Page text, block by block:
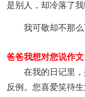
是别人，却冷落了
我可敬却不那么
爸爸我想对您说作文
在我的日记里，
反例。您喜爱笑待